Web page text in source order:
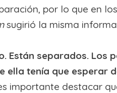
por lo que en
sugirió la misma
Están separados. Los
ella tenía que esperar
importante destacar